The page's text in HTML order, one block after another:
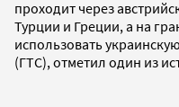
проходит через
Турции и Греции, а на
использовать
(ГТС), отметил один из